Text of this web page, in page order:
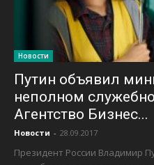
Новости
Путин объявил
неполном
Агентство Бизнес...
Новости - 28.09.2017
Президент России Владимир